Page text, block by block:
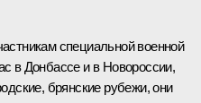
специальной военной
в Донбассе и в Новороссии,
брянские рубежи, они